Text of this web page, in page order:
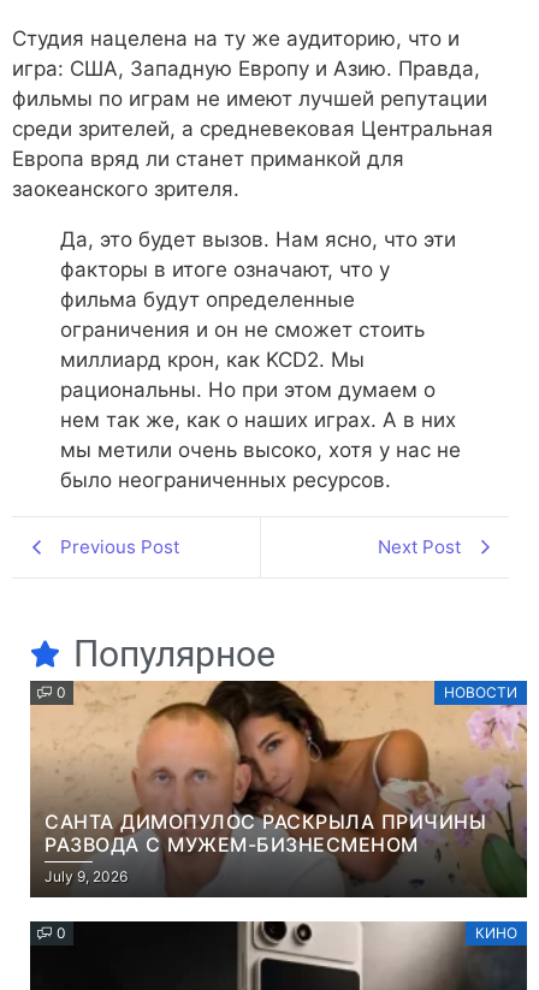
Студия нацелена на ту же аудиторию, что и
игра: США, Западную Европу и Азию. Правда,
фильмы по играм не имеют лучшей репутации
среди зрителей, а средневековая Центральная
Европа вряд ли станет приманкой для
заокеанского зрителя.
Да, это будет вызов. Нам ясно, что эти
факторы в итоге означают, что у
фильма будут определенные
ограничения и он не сможет стоить
миллиард крон, как KCD2. Мы
рациональны. Но при этом думаем о
нем так же, как о наших играх. А в них
мы метили очень высоко, хотя у нас не
было неограниченных ресурсов.
Previous Post Next Post
Популярное
0 НОВОСТИ
САНТА ДИМОПУЛОС РАСКРЫЛА ПРИЧИНЫ
РАЗВОДА С МУЖЕМ-БИЗНЕСМЕНОМ
July 9, 2026
0 КИНО